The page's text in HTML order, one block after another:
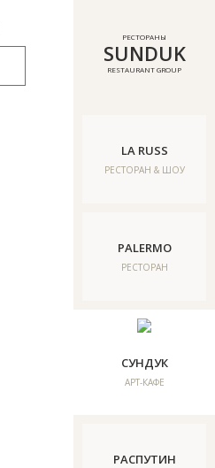
РЕСТОРАНЫ
SUNDUK
RESTAURANT GROUP
LA RUSS
РЕСТОРАН & ШОУ
PALERMO
РЕСТОРАН
СУНДУК
АРТ-КАФЕ
РАСПУТИН